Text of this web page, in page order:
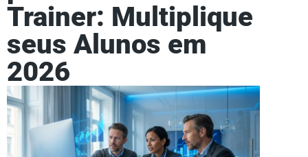
Trainer: Multiplique
seus Alunos em
2026